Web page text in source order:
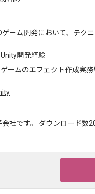
ゲーム開発において、テク
Unity開発経験
ゲームのエフェクト作成実
社です。 ダウンロード数